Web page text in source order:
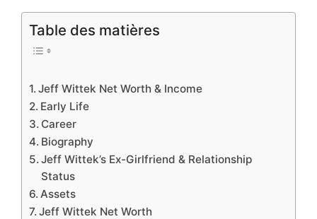
Table des matières
Jeff Wittek Net Worth & Income
Early Life
Career
Biography
Jeff Wittek’s Ex-Girlfriend & Relationship
Status
Assets
Jeff Wittek Net Worth